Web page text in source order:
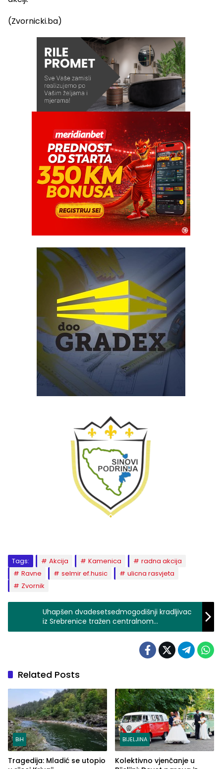
(Zvornicki.ba)
Tags: Akcija Kamenica
radna akcija
Ravne
selmir ef.husic
ulicna rasvjeta
Zvornik
Uhapšen dvadesetsedmogodišnji kradljivac
iz Srebrenice tražen centralnom
potjernicom
Related Posts
BiH
Tragedija: Mladić se utopio
BIJELJINA
Kolektivno vjenčanje u